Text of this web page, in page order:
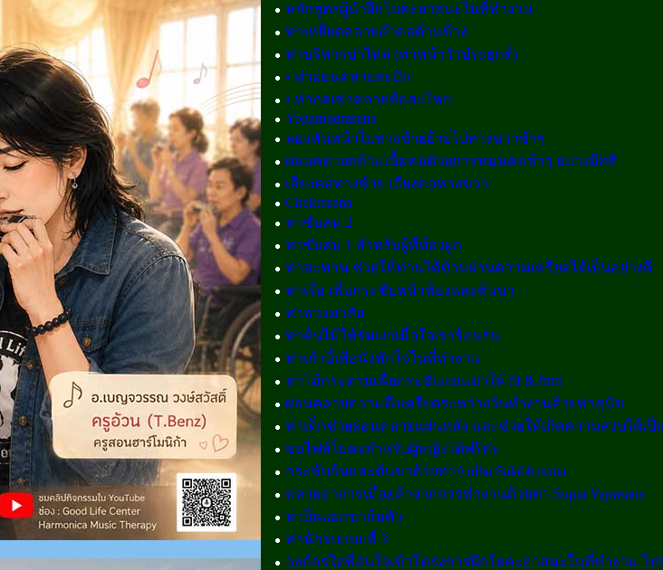
หลักสูตรผู้นำฝึกโยคะอาสนะในที่ทำงาน
ท่าเหยียดคลายลำคอด้านข้าง
ท่าบริหารบ่าไหล่ (ท่าหน้าวัวประยุกต์)
• ท่าผ่อนคลายสะบัก
• ท่ากดเข่าคลายข้อสะโพก
Yogamudrasana
ลองหันหน้าไปทางซ้ายย้ายไปทางขวาช้าๆ
ผ่อนคลายกล้ามเนื้อคอด้วยการหมุนคอช้าๆ อย่างมีสติ
เอียงคอทางซ้าย เอียงคอทางขวา
Chakrasana
ท่าขับลม 2
ท่าขับลม 1 สำหรับผู้ที่ท้องผูก
ท่าสะพาน ช่วยให้ท่านได้ข้ามผ่านความเครียดได้เป็นอย่างดี
ท่าเรือ เพื่อกระชับหน้าท้องและต้นขา
ท่าพวงมาลัย
ท่าต้นไม้ให้ร่มเงาเมื่อใจเราร้อนรน
ท่าเก้าอี้เพื่อนั่งพักใจในที่ทำงาน
ท่าไม้กระดานเพื่อกระชับแขนขาให้ fit & firm
ผ่อนคลายความตึงเครียดระหว่างวันทำงานด้วยท่าสุนัข
ท่าเด็กช่วยผ่อนคลายแผ่นหลัง และช่วยให้เกิดความสงบได้เป็
ขอไฟล์โยคะสำหรับผู้หญิงได้ฟรีค่ะ
กระชับก้นและต้นขาด้วยท่าArdha Salabhasana
คลายอาการเมื่อยล้าจากการทำงานด้วยท่า Supta Vajrasana
ท่ายืนแยกขาก้มตัว
ท่านักรบแบบที่ 3
องค์กรใดที่สนใจเข้าโครงการฝึกโยคะอาสนะในที่ทำงาน โ